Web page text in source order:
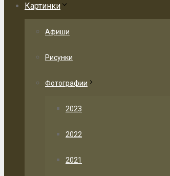
Картинки
Афиши
Рисунки
Фотографии
2023
2022
2021